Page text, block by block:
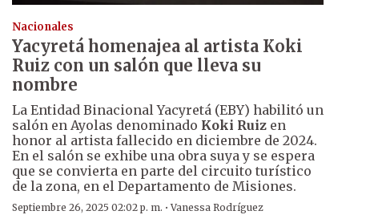
Nacionales
Yacyretá homenajea al artista Koki
Ruiz con un salón que lleva su
nombre
La Entidad Binacional Yacyretá (EBY) habilitó un
salón en Ayolas denominado Koki Ruizen
honor al artista fallecido en diciembre de 2024.
En el salón se exhibe una obra suya y se espera
que se convierta en parte del circuito turístico
de la zona, en el Departamento de Misiones.
Septiembre 26, 2025 02:02 p. m. ·Vanessa Rodríguez